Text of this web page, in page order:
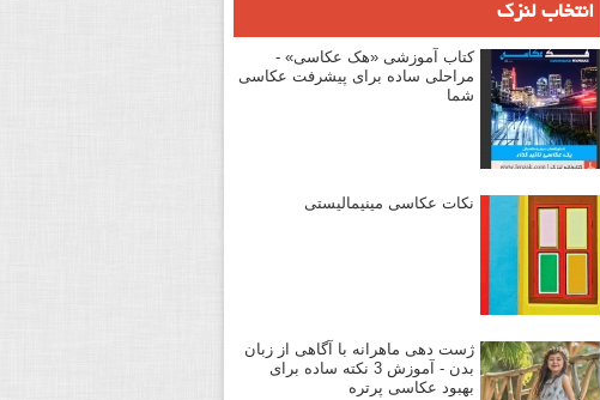
انتخاب لنزک
کتاب آموزشی «هک عکاسی» -
مراحلی ساده برای پیشرفت عکاسی
شما
نکات عکاسی مینیمالیستی
ژست دهی ماهرانه با آگاهی از زبان
بدن - آموزش 3 نکته ساده برای
بهبود عکاسی پرتره